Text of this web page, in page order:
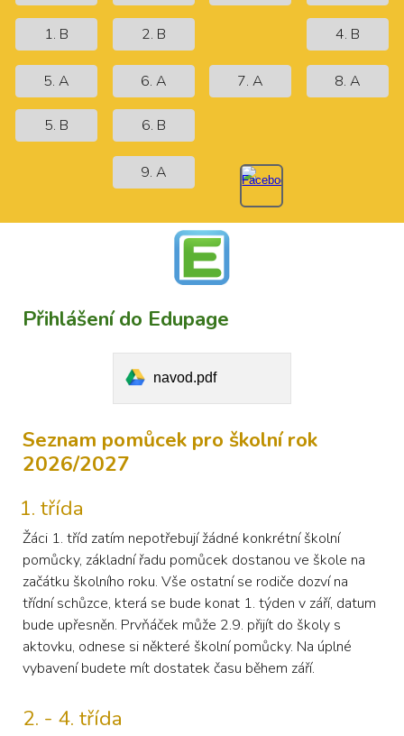
1. B 2. B 4. B
5. A
5. B
6. A
6. B
7. A 8. A
9. A
Přihlášení do Edupage
navod.pdf
Seznam pomůcek pro školní rok
2026/2027
třída
Žáci 1. tříd zatím nepotřebují žádné konkrétní školní
pomůcky, základní řadu pomůcek dostanou ve škole na
začátku školního roku. Vše ostatní se rodiče dozví na
třídní schůzce, která se bude konat 1. týden v září, datum
bude upřesněn. Prvňáček může 2.9. přijít do školy s
aktovku, odnese si některé školní pomůcky. Na úplné
vybavení budete mít dostatek času během září.
2. - 4. třída